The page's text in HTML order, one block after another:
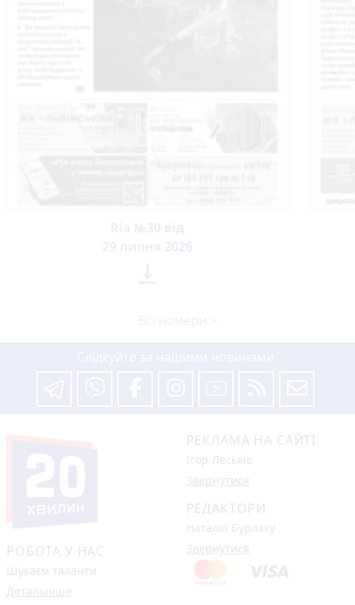
РОБОТА У НАС
Шукаєм таланти
Детальніше
РЕКЛАМА НА САЙТІ
Ігор Леськів
Звернутися
РЕДАКТОРИ
Наталія Бурлаку
Звернутися